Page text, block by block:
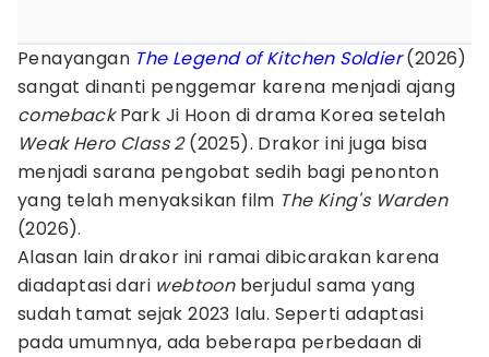
Penayangan The Legend of Kitchen Soldier (2026)
sangat dinanti penggemar karena menjadi ajang
comebackPark Ji Hoon di drama Korea setelah
Weak Hero Class 2(2025). Drakor ini juga bisa
menjadi sarana pengobat sedih bagi penonton
yang telah menyaksikan film The King's Warden
(2026).
Alasan lain drakor ini ramai dibicarakan karena
diadaptasi dari webtoon berjudul sama yang
sudah tamat sejak 2023 lalu. Seperti adaptasi
pada umumnya, ada beberapa perbedaan di